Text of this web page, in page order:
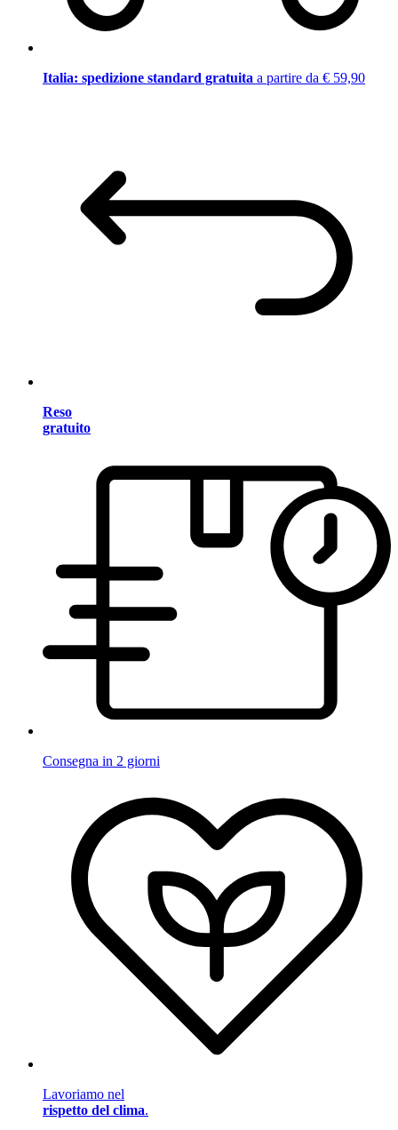
Italia: spedizione standard gratuita a partire da € 59,90
Reso
gratuito
Consegna in 2 giorni
Lavoriamo nel
rispetto del clima.